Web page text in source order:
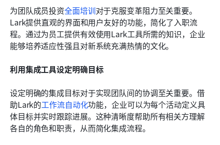
为团队成员投资全面培训对于克服变革阻力至关重要。
Lark提供直观的界面和用户友好的功能，简化了入职流
程。通过为员工提供有效使用Lark工具所需的知识，企业
能够培养适应性强且对新系统充满热情的文化。
利用集成工具设定明确目标
设定明确的集成目标对于实现团队间的协调至关重要。借
助Lark的工作流自动化功能，企业可以为每个活动定义具
体目标并实时跟踪进展。这种清晰度帮助所有相关方理解
各自的角色和职责，从而简化集成流程。